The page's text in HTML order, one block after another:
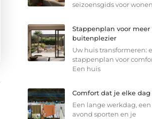
seizoensgids voor
Stappenplan voor
buitenplezier
Uw huis transformeren:
stappenplan voor
Een huis
Comfort dat je elke
Een lange werkdag,
avond sporten en je